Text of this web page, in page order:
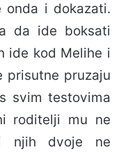
onda i dokazati.
da ide boksati
ide kod Melihe i
prisutne pruzaju
svim testovima
roditelji mu ne
njih dvoje ne